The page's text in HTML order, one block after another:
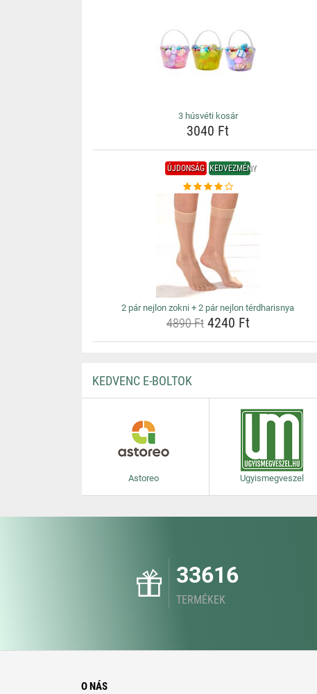
3 húsvéti kosár
3040 Ft
ÚJDONSÁG KEDVEZMÉNY
2 pár nejlon zokni + 2 pár nejlon térdharisnya
4890 Ft4240 Ft
KEDVENC E-BOLTOK
Astoreo Ugyismegveszel
33616
TERMÉKEK
O NÁS